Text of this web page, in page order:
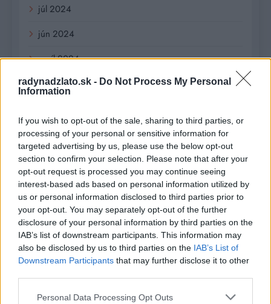
radynadzlato.sk - Do Not Process My Personal
Information
If you wish to opt-out of the sale, sharing to third parties, or
processing of your personal or sensitive information for
targeted advertising by us, please use the below opt-out
section to confirm your selection. Please note that after your
opt-out request is processed you may continue seeing
interest-based ads based on personal information utilized by
us or personal information disclosed to third parties prior to
your opt-out. You may separately opt-out of the further
disclosure of your personal information by third parties on the
IAB’s list of downstream participants. This information may
also be disclosed by us to third parties on the IAB’s List of
Downstream Participants that may further disclose it to other
Personal Data Processing Opt Outs
júl 2024
jún 2024
apríl 2024
marec 2024
január 2024
december 2023
november 2023
september 2023
august 2023
júl 2023
jún 2023